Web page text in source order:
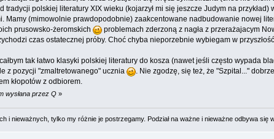
tradycji polskiej literatury XIX wieku (kojarzył mi się jeszcze Judym na
Mamy (mimowolnie prawdopodobnie) zaakcentowane nadbudowanie nowej
prusowsko-żeromskich
problemach zderzoną z nagła z przerażajacym
czas ostatecznej próby. Choć chyba nieporzebnie wybiegam w
tak łatwo klasyki polskiej literatury do kosza (nawet jeśli często wypada
z pozycji "zmaltretowanego" ucznia
. Nie zgodzę, się też, że "Szpital..."
kłopotów z odbiorem.
wysłana przez Q»
i nieważnych, tylko my różnie je postrzegamy. Podział na ważne i nieważne odbywa się